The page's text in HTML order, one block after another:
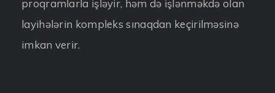
proqramlarla işləyir, həm də işlənməkdə olan
layihələrin kompleks sınaqdan keçirilməsinə
imkan verir.